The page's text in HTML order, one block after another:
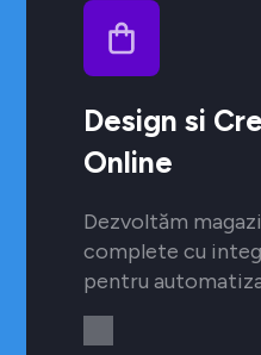
Design si
Online
Dezvoltăm
complete cu
pentru